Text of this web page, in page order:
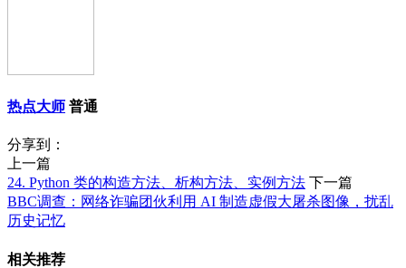
热点大师 普通
分享到：
上一篇
24. Python 类的构造方法、析构方法、实例方法 下一篇
​BBC调查：网络诈骗团伙利用 AI 制造虚假大屠杀图像，扰乱
历史记忆
相关推荐